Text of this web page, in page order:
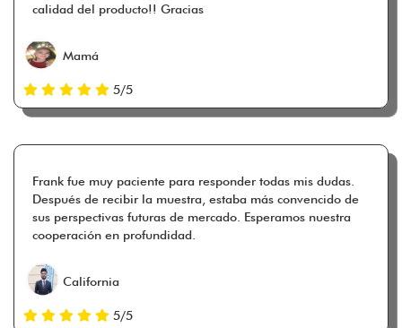
calidad del producto!! Gracias
Mamá
5/5
Frank fue muy paciente para responder todas mis dudas.
Después de recibir la muestra, estaba más convencido de
sus perspectivas futuras de mercado. Esperamos nuestra
cooperación en profundidad.
California
5/5